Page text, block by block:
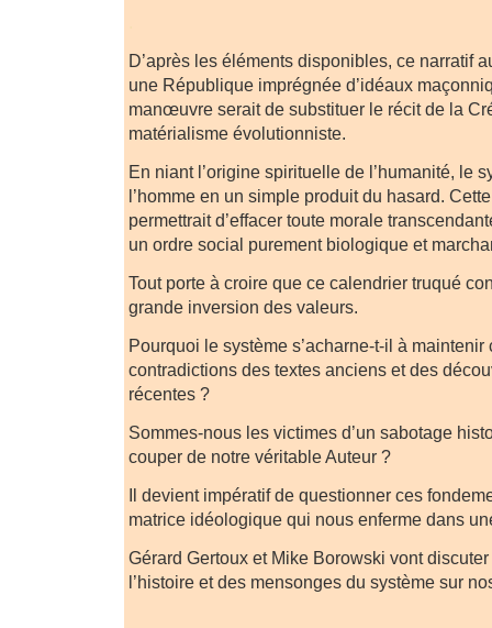
D’après les éléments disponibles, ce narratif
une République imprégnée d’idéaux
manœuvre serait de substituer le récit de la
matérialisme évolutionniste.
En niant l’origine spirituelle de l’humanité, le
l’homme en un simple produit du hasard.
permettrait d’effacer toute morale
un ordre social purement biologique et
Tout porte à croire que ce calendrier truqué
grande inversion des valeurs.
Pourquoi le système s’acharne-t-il à
contradictions des textes anciens et des
récentes ?
Sommes-nous les victimes d’un sabotage
couper de notre véritable Auteur ?
Il devient impératif de questionner ces
matrice idéologique qui nous enferme dans
Gérard Gertoux et Mike Borowski vont
l’histoire et des mensonges du système sur